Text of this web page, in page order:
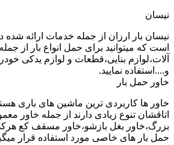
نیسان
نیسان بار ارزان از جمله خدمات ارائه شده
است که میتوانید برای حمل انواع بار از
آلات،لوازم بنایی،قطعات و لوازم یدکی
و....استفاده نمایید.
خاور حمل بار
خاور ها کاربردی ترین ماشین های باری
اتاقشان تنوع زیادی دارند از جمله خاور
بزرگ،خاور بغل بازشو،خاور مسقف کع
حمل بار های خاصی مورد استفاده قرار